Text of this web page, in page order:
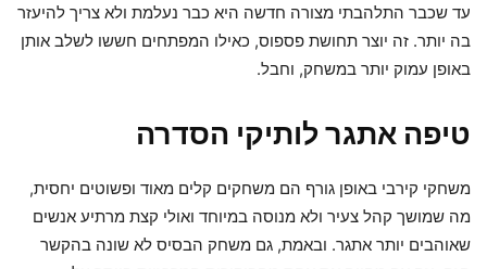
עד שכבר התלהבתי מצורה חדשה היא כבר נעלמת ולא צריך להיעזר
בה יותר. זה יוצר תחושת פספוס, כאילו המפתחים חששו לשלב אותן
באופן עמוק יותר במשחק, וחבל.
טיפה אתגר לותיקי הסדרה
משחקי קירבי באופן גורף הם משחקים קלים מאוד ופשוטים יחסית,
מה שמושך קהל צעיר ולא מנוסה במיוחד ואולי קצת מרתיע אנשים
שאוהבים יותר אתגר. ובאמת, גם משחק הבסיס לא שונה בהקשר